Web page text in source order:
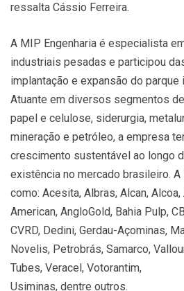
ressalta Cássio Ferreira.
A MIP Engenharia é especialista
industriais pesadas e participou
implantação e expansão do
Atuante em diversos segmentos
papel e celulose, siderurgia,
mineração e petróleo, a empresa
crescimento sustentável ao longo
existência no mercado brasileiro.
como: Acesita, Albras, Alcan,
American, AngloGold, Bahia Pulp,
CVRD, Dedini, Gerdau-Açominas,
Novelis, Petrobrás, Samarco,
Tubes, Veracel, Votorantim,
Usiminas, dentre outros.